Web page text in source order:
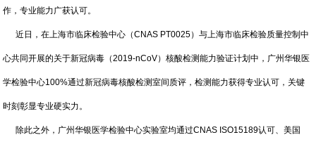
作，专业能力广获认可。
近日，在上海市临床检验中心（CNAS PT0025）与上海市临床检验质量控制中
心共同开展的关于新冠病毒（2019-nCoV）核酸检测能力验证计划中，广州华银医
学检验中心100%通过新冠病毒核酸检测室间质评，检测能力获得专业认可，关键
时刻彰显专业硬实力。
除此之外，广州华银医学检验中心实验室均通过CNAS ISO15189认可、美国